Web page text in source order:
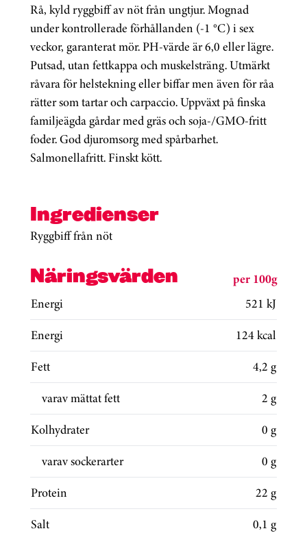
Rå, kyld ryggbiff av nöt från ungtjur. Mognad
under kontrollerade förhållanden (-1 °C) i sex
veckor, garanterat mör. PH-värde är 6,0 eller lägre.
Putsad, utan fettkappa och muskelsträng. Utmärkt
råvara för helstekning eller biffar men även för råa
rätter som tartar och carpaccio. Uppväxt på finska
familjeägda gårdar med gräs och soja-/GMO-fritt
foder. God djuromsorg med spårbarhet.
Salmonellafritt. Finskt kött.
Ingredienser
Ryggbiff från nöt
Näringsvärden
per 100g
Energi
521 kJ
Energi
124 kcal
Fett
4,2 g
varav mättat fett
2 g
Kolhydrater
0 g
varav sockerarter
0 g
Protein
22 g
Salt
0,1 g